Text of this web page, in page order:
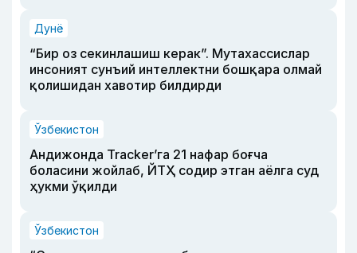
Дунё
“Бир оз секинлашиш керак”. Мутахассислар
инсоният сунъий интеллектни бошқара олмай
қолишидан хавотир билдирди
Ўзбекистон
Андижонда Tracker’га 21 нафар боғча
боласини жойлаб, ЙТҲ содир этган аёлга суд
ҳукми ўқилди
Ўзбекистон